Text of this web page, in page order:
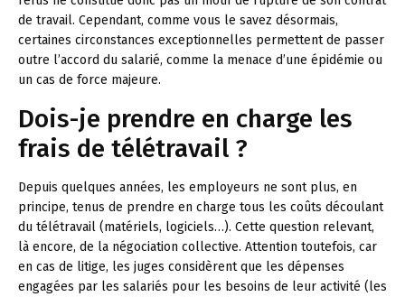
de travail. Cependant, comme vous le savez désormais,
certaines circonstances exceptionnelles permettent de passer
outre l’accord du salarié, comme la menace d’une épidémie ou
un cas de force majeure.
Dois-je prendre en charge les
frais de télétravail ?
Depuis quelques années, les employeurs ne sont plus, en
principe, tenus de prendre en charge tous les coûts découlant
du télétravail (matériels, logiciels…). Cette question relevant,
là encore, de la négociation collective. Attention toutefois, car
en cas de litige, les juges considèrent que les dépenses
engagées par les salariés pour les besoins de leur activité (les